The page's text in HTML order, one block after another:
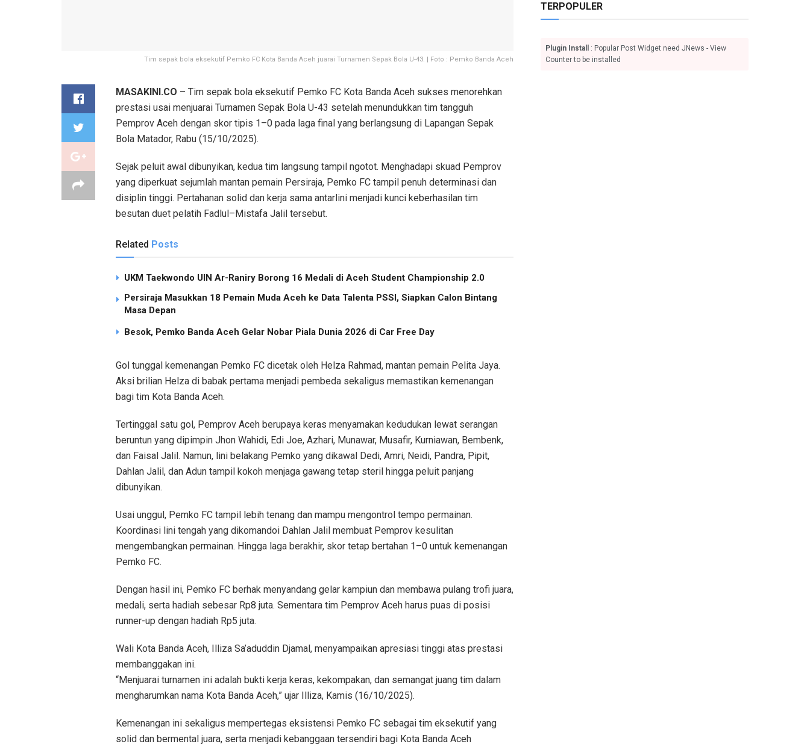
Tim sepak bola eksekutif Pemko FC Kota Banda Aceh juarai Turnamen Sepak Bola U-43. | Foto : Pemko Banda Aceh
MASAKINI.CO – Tim sepak bola eksekutif Pemko FC Kota Banda Aceh sukses menorehkan
prestasi usai menjuarai Turnamen Sepak Bola U-43 setelah menundukkan tim tangguh
Pemprov Aceh dengan skor tipis 1–0 pada laga final yang berlangsung di Lapangan Sepak
Bola Matador, Rabu (15/10/2025).
Sejak peluit awal dibunyikan, kedua tim langsung tampil ngotot. Menghadapi skuad Pemprov
yang diperkuat sejumlah mantan pemain Persiraja, Pemko FC tampil penuh determinasi dan
disiplin tinggi. Pertahanan solid dan kerja sama antarlini menjadi kunci keberhasilan tim
besutan duet pelatih Fadlul–Mistafa Jalil tersebut.
Related Posts
UKM Taekwondo UIN Ar-Raniry Borong 16 Medali di Aceh Student Championship 2.0
Persiraja Masukkan 18 Pemain Muda Aceh ke Data Talenta PSSI, Siapkan Calon Bintang
Masa Depan
Besok, Pemko Banda Aceh Gelar Nobar Piala Dunia 2026 di Car Free Day
Gol tunggal kemenangan Pemko FC dicetak oleh Helza Rahmad, mantan pemain Pelita Jaya.
Aksi brilian Helza di babak pertama menjadi pembeda sekaligus memastikan kemenangan
bagi tim Kota Banda Aceh.
Tertinggal satu gol, Pemprov Aceh berupaya keras menyamakan kedudukan lewat serangan
beruntun yang dipimpin Jhon Wahidi, Edi Joe, Azhari, Munawar, Musafir, Kurniawan, Bembenk,
dan Faisal Jalil. Namun, lini belakang Pemko yang dikawal Dedi, Amri, Neidi, Pandra, Pipit,
Dahlan Jalil, dan Adun tampil kokoh menjaga gawang tetap steril hingga peluit panjang
dibunyikan.
Usai unggul, Pemko FC tampil lebih tenang dan mampu mengontrol tempo permainan.
Koordinasi lini tengah yang dikomandoi Dahlan Jalil membuat Pemprov kesulitan
mengembangkan permainan. Hingga laga berakhir, skor tetap bertahan 1–0 untuk kemenangan
Pemko FC.
Dengan hasil ini, Pemko FC berhak menyandang gelar kampiun dan membawa pulang trofi juara,
medali, serta hadiah sebesar Rp8 juta. Sementara tim Pemprov Aceh harus puas di posisi
runner-up dengan hadiah Rp5 juta.
Wali Kota Banda Aceh, Illiza Sa’aduddin Djamal, menyampaikan apresiasi tinggi atas prestasi
membanggakan ini.
“Menjuarai turnamen ini adalah bukti kerja keras, kekompakan, dan semangat juang tim dalam
mengharumkan nama Kota Banda Aceh,” ujar Illiza, Kamis (16/10/2025).
Kemenangan ini sekaligus mempertegas eksistensi Pemko FC sebagai tim eksekutif yang
solid dan bermental juara, serta menjadi kebanggaan tersendiri bagi Kota Banda Aceh
TERPOPULER
Plugin Install
: Popular Post Widget need JNews - View
Counter to be installed